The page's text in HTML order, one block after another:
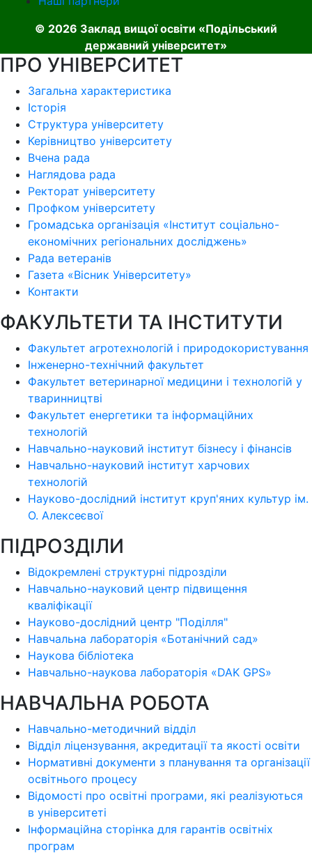
© 2026 Заклад вищої освіти «Подільський
державний університет»
ПРО УНІВЕРСИТЕТ
Загальна характеристика
Історія
Структура університету
Керівництво університету
Вчена рада
Наглядова рада
Ректорат університету
Профком університету
Громадська організація «Інститут соціально-
економічних регіональних досліджень»
Рада ветеранів
Газета «Вісник Університету»
Контакти
ФАКУЛЬТЕТИ ТА ІНСТИТУТИ
Факультет агротехнологій і природокористування
Інженерно-технічний факультет
Факультет ветеринарної медицини і технологій у
тваринництві
Факультет енергетики та інформаційних
технологій
Навчально-науковий інститут бізнесу і фінансів
Навчально-науковий інститут харчових
технологій
Науково-дослідний інститут круп'яних культур ім.
О. Алексеєвої
ПІДРОЗДІЛИ
Відокремлені структурні підрозділи
Навчально-науковий центр підвищення
кваліфікації
Науково-дослідний центр "Поділля"
Навчальна лабораторія «Ботанічний сад»
Наукова бібліотека
Навчально-наукова лабораторія «DAK GPS»
НАВЧАЛЬНА РОБОТА
Навчально-методичний відділ
Відділ ліцензування, акредитації та якості освіти
Нормативні документи з планування та організації
освітнього процесу
Відомості про освітні програми, які реалізуються
в університеті
Інформаційна сторінка для гарантів освітніх
програм